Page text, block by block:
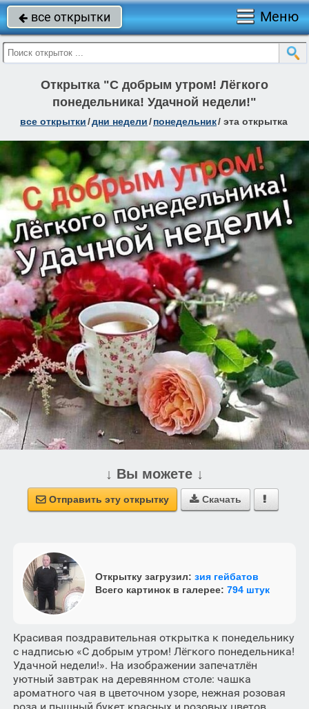
 все открытки Меню
Открытка "С добрым утром! Лёгкого
понедельника! Удачной недели!"
все открытки/дни недели/понедельник/ эта открытка
↓ Вы можете ↓
 Отправить эту открытку  Скачать 
Открытку загрузил: зия гейбатов
Всего картинок в галерее: 794 штук
Красивая поздравительная открытка к понедельнику
с надписью «С добрым утром! Лёгкого понедельника!
Удачной недели!». На изображении запечатлён
уютный завтрак на деревянном столе: чашка
ароматного чая в цветочном узоре, нежная розовая